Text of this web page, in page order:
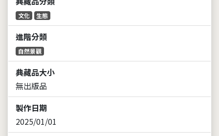
文化 生態
進階分類
自然景觀
典藏品大小
無出版品
製作日期
2025/01/01